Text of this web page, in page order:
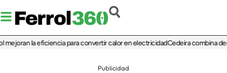
la eficiencia para convertir calor en electricidadCedeira combina
Publicidad